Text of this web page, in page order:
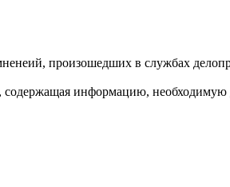
произошедших в службах
информацию, необходимую